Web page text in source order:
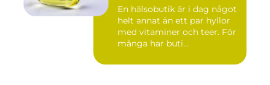
En hälsobutik är i dag något
helt annat än ett par hyllor
med vitaminer och teer. För
många har buti...